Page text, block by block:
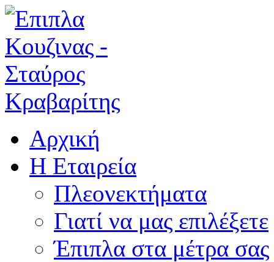
Αρχική
Η Εταιρεία
Πλεονεκτήματα
Γιατί να μας επιλέξετε
Έπιπλα στα μέτρα σας